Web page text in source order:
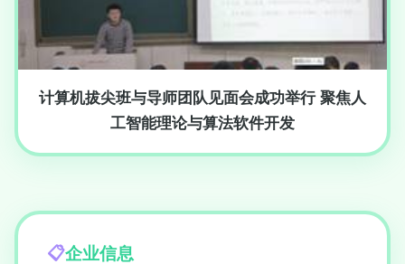
计算机拔尖班与导师团队见面会成功举行 聚焦人
工智能理论与算法软件开发
企业信息